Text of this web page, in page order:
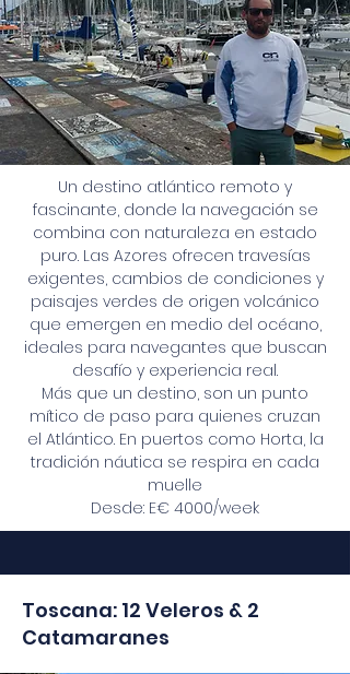
Un destino atlántico remoto y
fascinante, donde la navegación se
combina con naturaleza en estado
puro. Las Azores ofrecen travesías
exigentes, cambios de condiciones y
paisajes verdes de origen volcánico
que emergen en medio del océano,
ideales para navegantes que buscan
desafío y experiencia real.
Más que un destino, son un punto
mítico de paso para quienes cruzan
el Atlántico. En puertos como Horta, la
tradición náutica se respira en cada
muelle
Desde: E€ 4000/week
Toscana: 12 Veleros & 2
Catamaranes